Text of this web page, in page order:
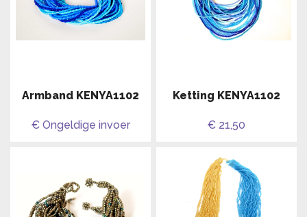
Armband KENYA1102
€ Ongeldige invoer
Ketting KENYA1102
€ 21,50